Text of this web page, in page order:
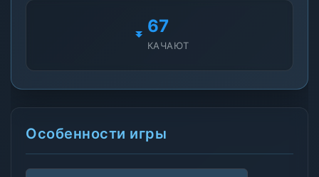
67
КАЧАЮТ
Особенности игры